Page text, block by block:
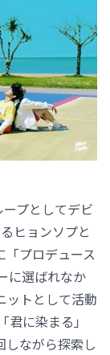
プとしてデビ
ヒョンソプと
「プロデュース
に選ばれなか
ットとして活動
に染まる」
しながら探索し